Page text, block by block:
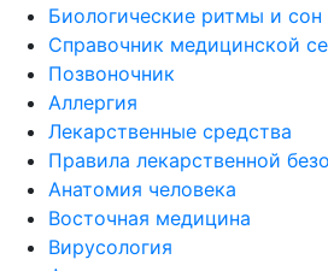
Биологические ритмы и сон
Справочник медицинской
Позвоночник
Аллергия
Лекарственные средства
Правила лекарственной
Aнатомия человека
Восточная медицина
Вирусология